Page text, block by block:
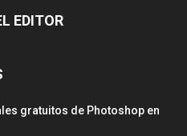
EDITOR
gratuitos de Photoshop en